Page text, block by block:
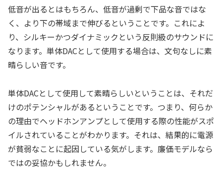
低音が出るとはもちろん、低音が過剰で下品な音ではな
く、より下の帯域まで伸びるということです。これによ
り、シルキーかつダイナミックという反則級のサウンドに
なります。単体DACとして使用する場合は、文句なしに素
晴らしい音です。
単体DACとして使用して素晴らしいということは、それだ
けのポテンシャルがあるということです。つまり、何らか
の理由でヘッドホンアンプとして使用する際の性能がスポ
イルされていることがわかります。それは、結果的に電源
が貧弱なことに起因している気がします。廉価モデルなら
ではの妥協かもしれません。